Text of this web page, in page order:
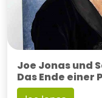
Joe Jonas und
Das Ende einer